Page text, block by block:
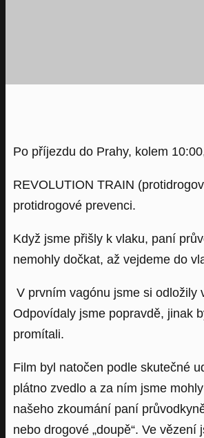
Po příjezdu do Prahy, kolem
REVOLUTION TRAIN
protidrogové prevenci.
Když jsme přišly k vlaku, paní
nemohly dočkat, až vejdeme do
V prvním vagónu jsme si odložily
Odpovídaly jsme popravdě, jinak
promítali.
Film byl natočen podle skutečné
plátno zvedlo a za ním jsme
našeho zkoumání paní
nebo drogové „doupě“. Ve